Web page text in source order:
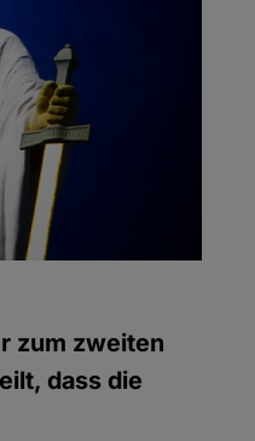
zum zweiten
dass die